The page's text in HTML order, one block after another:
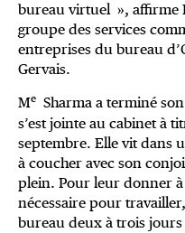
bureau virtuel », affirme
groupe des services
entreprises du bureau
Gervais.
Me Sharma a terminé
s’est jointe au cabinet à
septembre. Elle vit dans
à coucher avec son
plein. Pour leur donner à
nécessaire pour
bureau deux à trois jours